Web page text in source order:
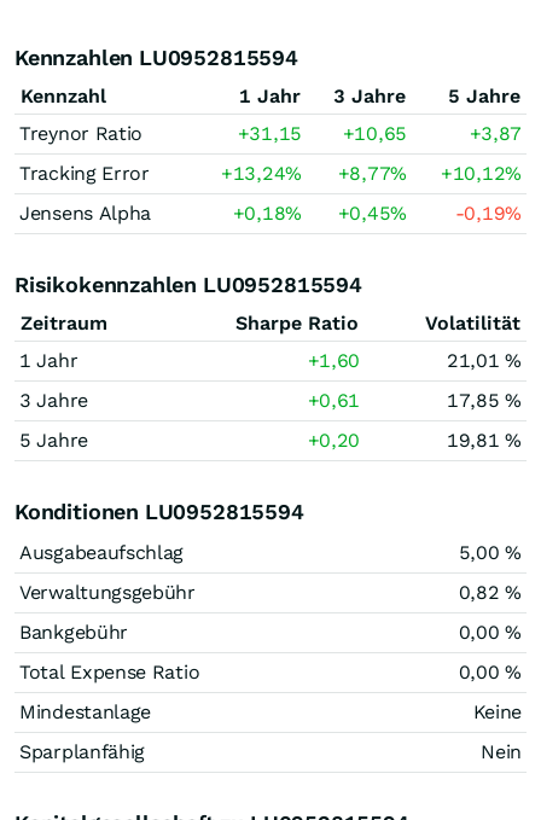
Kennzahlen LU0952815594
Kennzahl 1 Jahr 3 Jahre
5 Jahre
Treynor Ratio
+31,15 +10,65
+3,87
Tracking Error
+13,24% +8,77% +10,12%
Jensens Alpha
+0,18% +0,45% -0,19%
Risikokennzahlen LU0952815594
Zeitraum Sharpe Ratio
Volatilität
1 Jahr
+1,60
21,01 %
3 Jahre
+0,61
17,85 %
5 Jahre
+0,20 19,81 %
Konditionen LU0952815594
Ausgabeaufschlag
5,00 %
Verwaltungsgebühr
0,82 %
Bankgebühr
0,00 %
Total Expense Ratio
0,00 %
Mindestanlage
Keine
Sparplanfähig
Nein